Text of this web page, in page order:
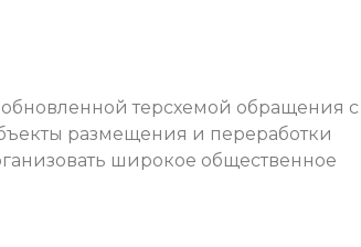
терсхемой обращения с
размещения и переработки
широкое общественное